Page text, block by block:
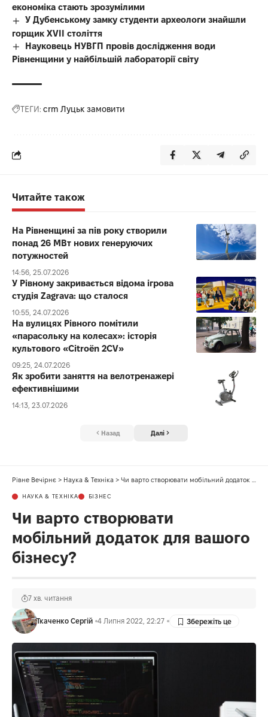
економіка стають зрозумілими
У Дубенському замку студенти археологи знайшли
горщик XVII століття
Науковець НУВГП провів дослідження води
Рівненщини у найбільшій лабораторії світу
ТЕГИ: crm Луцьк замовити
Читайте також
На Рівненщині за пів року створили
понад 26 МВт нових генеруючих
потужностей
14:56, 25.07.2026
У Рівному закривається відома ігрова
студія Zagrava: що сталося
10:55, 24.07.2026
На вулицях Рівного помітили
«парасольку на колесах»: історія
культового «Citroën 2CV»
09:25, 24.07.2026
Як зробити заняття на велотренажері
ефективнішими
14:13, 23.07.2026
Назад Далі
Рівне Вечірнє > Наука & Техніка > Чи варто створювати мобільний додаток для вашого бізнесу?
НАУКА & ТЕХНІКА БІЗНЕС
Чи варто створювати
мобільний додаток для вашого
бізнесу?
Ткаченко Сергій 4 Липня 2022, 22:27
7 хв. читання